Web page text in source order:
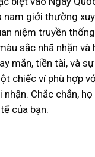
nam giới thường
niệm truyền
sắc nhã nhặn và
mắn, tiền tài, và
chiếc ví phù hợp
Chắc chắn,
của bạn.